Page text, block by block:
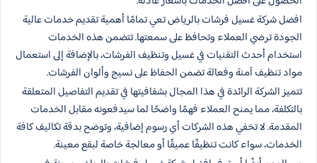
افضل شركة غسيل فرشات بالرياض تعي تمامًا أهمية تقديم خدمات عالية
الجودة ترضي العملاء وتحافظ على سمعتها. تتضمن هذه الخدمات
استخدام أحدث التقنيات في غسيل وتنظيف الفرشات، بالإضافة إلى استعمال
مواد تنظيف آمنة وفعالة تضمن الحفاظ على نسيج وألوان الفرشات.
تتميز الشركة الرائدة في هذا المجال بشفافيتها في تقديم التفاصيل المتعلقة
بالتكلفة، مما يمنح العملاء فهمًا واضحًا لما سيدفعونه مقابل الخدمات
المقدمة. لا تخفي هذه الشركات أي رسوم إضافية، وتوضح بدقة تكاليف كافة
الخدمات، سواء كانت تنظيفًا عميقًا أو معالجة خاصة لبقع معينة.